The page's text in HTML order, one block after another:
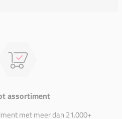
assortiment
met meer dan 21.000+